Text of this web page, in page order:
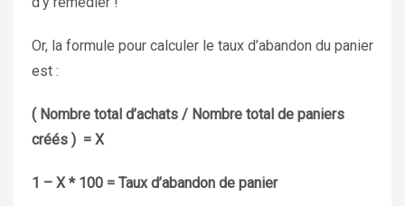
Or, la formule pour calculer le taux d’abandon du panier
est :
( Nombre total d’achats / Nombre total de paniers
créés ) = X
1 – X * 100 = Taux d’abandon de panier